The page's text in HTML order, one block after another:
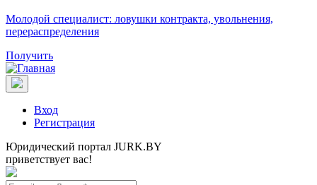
Молодой специалист: ловушки контракта, увольнения,
перераспределения
Получить
Вход
Регистрация
Юридический портал JURK.BY
приветствует вас!